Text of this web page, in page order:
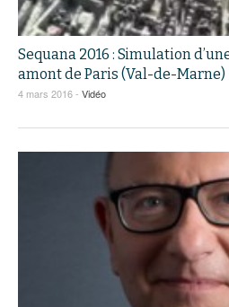
Sequana 2016 : Simulation
amont de Paris (Val-de-Marne)
4 mars 2016 - Vidéo